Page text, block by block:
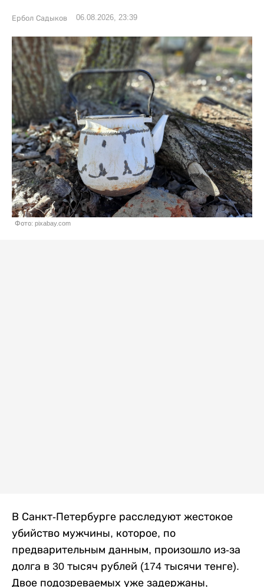
Ербол Садыков 06.08.2026, 23:39
Фото: pixabay.com
В Санкт-Петербурге расследуют жестокое
убийство мужчины, которое, по
предварительным данным, произошло из-за
долга в 30 тысяч рублей (174 тысячи тенге).
Двое подозреваемых уже задержаны,